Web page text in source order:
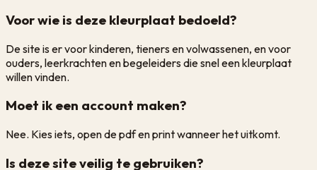
Voor wie is deze kleurplaat bedoeld?
De site is er voor kinderen, tieners en volwassenen, en voor
ouders, leerkrachten en begeleiders die snel een kleurplaat
willen vinden.
Moet ik een account maken?
Nee. Kies iets, open de pdf en print wanneer het uitkomt.
Is deze site veilig te gebruiken?